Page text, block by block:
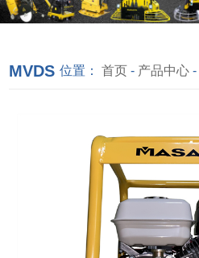
MVDS 位置： 首页- 产品中心-